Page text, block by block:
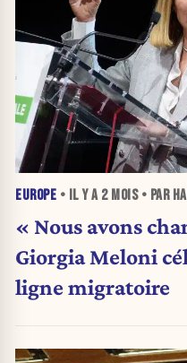
EUROPE • IL Y A 2 MOIS• PAR
« Nous avons
Giorgia Meloni
ligne migratoire